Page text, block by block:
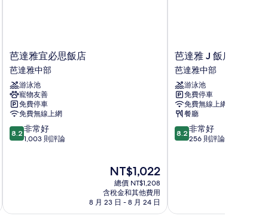
芭
達
雅
宜
必
思
飯
店
芭
芭達雅宜必思飯店
芭達雅中部
游泳池
寵物友善
免費停車
免費無線上網
8.2
分，
好，
8.2 非常好
1,003 則評論
現
在
價
格
為
NT$1,022
總價 NT$1,208
含稅金和其他費用
8 月 23 日 - 8 月 24 日
芭
達
雅
J
飯
店
芭
達
雅
芭達雅 J 飯店
芭達雅中部
游泳池
免費停車
免費無線上網
餐廳
8.2
分，
好，
8.2 非常好
256 則評論